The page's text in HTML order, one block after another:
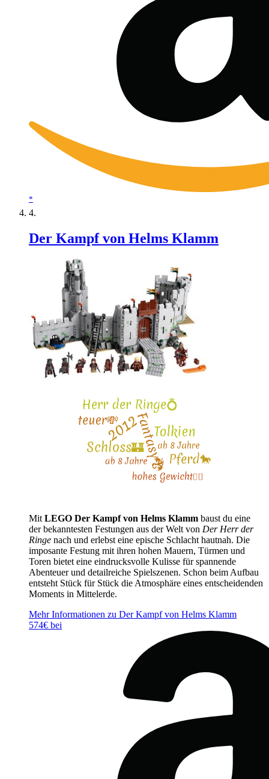
*
Der Kampf von Helms Klamm
Mit LEGO Der Kampf von Helms Klamm baust du eine
der bekanntesten Festungen aus der Welt von Der Herr der
Ringe nach und erlebst eine epische Schlacht hautnah. Die
imposante Festung mit ihren hohen Mauern, Türmen und
Toren bietet eine eindrucksvolle Kulisse für spannende
Abenteuer und detailreiche Spielszenen. Schon beim Aufbau
entsteht Stück für Stück die Atmosphäre eines entscheidenden
Moments in Mittelerde.
Mehr Informationen zu Der Kampf von Helms Klamm
574€ bei